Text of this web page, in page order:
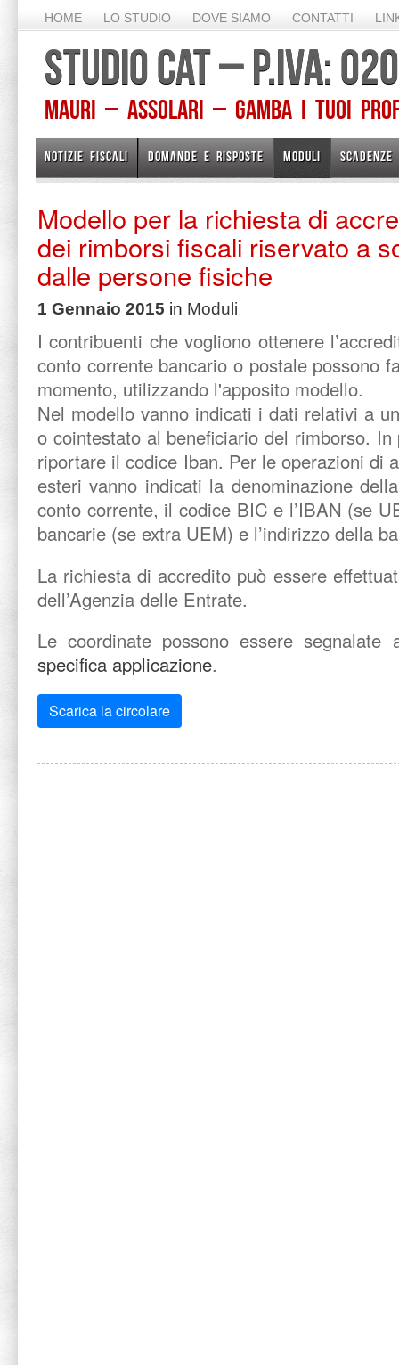
HOME LO STUDIO DOVE SIAMO CONTATTI
STUDIO CAT – P.IVA:
Mauri – Assolari – Gamba I TUOI
NOTIZIE FISCALI DOMANDE E RISPOSTE MODULI SCADENZE
Modello per la richiesta di
dei rimborsi fiscali riservato a
dalle persone fisiche
1 Gennaio 2015 in Moduli
I contribuenti che vogliono ottenere
conto corrente bancario o postale possono
momento, utilizzando l'apposito modello.
Nel modello vanno indicati i dati relativi a
o cointestato al beneficiario del rimborso.
riportare il codice Iban. Per le operazioni di
esteri vanno indicati la denominazione
conto corrente, il codice BIC e l’IBAN (se
bancarie (se extra UEM) e l’indirizzo della
La richiesta di accredito può essere
dell’Agenzia delle Entrate.
Le coordinate possono essere
specifica applicazione.
Scarica la circolare